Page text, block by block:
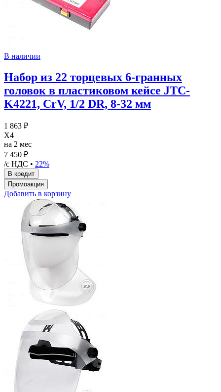
В наличии
Набор из 22 торцевых 6-гранных
головок в пластиковом кейсе JTC-
K4221, CrV, 1/2 DR, 8-32 мм
1 863 ₽
X4
на 2 мес
7 450 ₽
/с НДС • 22%
Добавить в корзину